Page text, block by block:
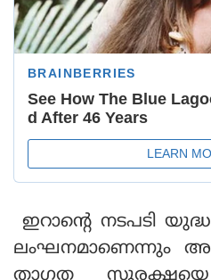
ഇറാന്റെ നടപടി
ലംഘനമാണെന്നും